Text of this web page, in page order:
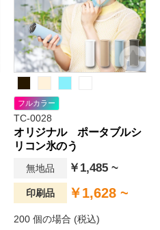
フルカラー
TC-0028
オリジナル ポータブルシ
リコン氷のう
無地品 ￥1,485 ~
印刷品 ￥1,628 ~
200 個の場合 (税込)